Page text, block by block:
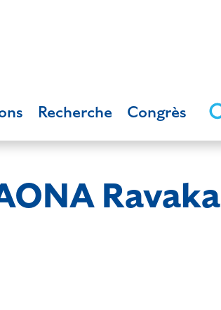
Recherche Congrès
Ravaka